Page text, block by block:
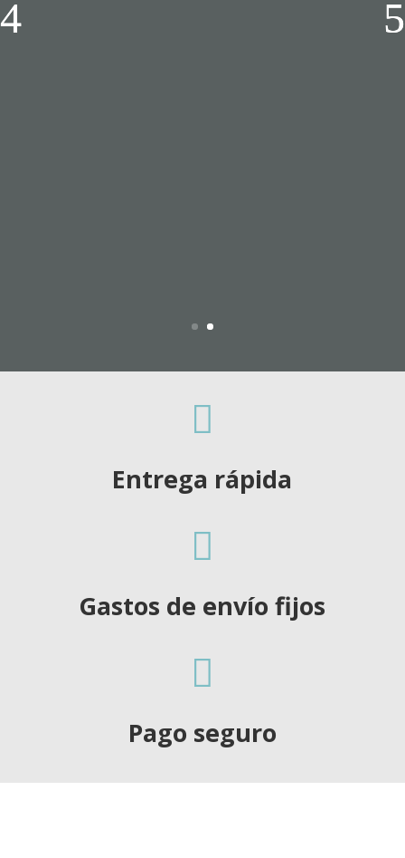

Entrega rápida

Gastos de envío fijos

Pago seguro